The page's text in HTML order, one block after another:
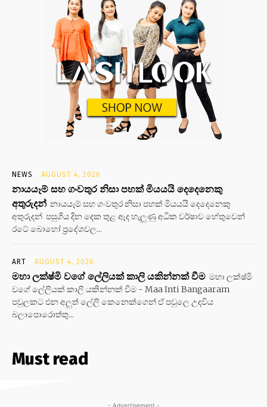
NEWS AUGUST 4, 2026
නායයෑම් සහ ගංවතුර නිසා පහක් මියයයි දෙදෙනෙකු
අතුරුදන් නායයෑම් සහ ගංවතුර නිසා පහක් මියයයි දෙදෙනෙකු
අතුරුදන් පසුගිය දින දෙක තුළ ඇද හැලුණු අධික වර්ෂාව හේතුවෙන්
රටේ බොහෝ ප්‍රදේශවල...
ART AUGUST 4, 2026
මහා ලක්ෂ්මි වගේ ලේලියක් කාලි යකින්නක් වීම මහා ලක්ෂ්මි
වගේ ලේලියක් කාලි යකින්නක් වීම - Maa Inti Bangaaram
පවුලකට එන අලුත් ලේලි කෙනෙක්ගෙන් ඒ පවුලෙ උදවිය
බලාපොරොත්තු...
Must read
- Advertisement -